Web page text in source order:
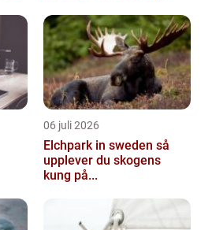
06 juli 2026
Elchpark in sweden så
upplever du skogens
kung på...